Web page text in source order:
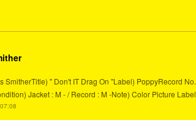
SmitherTitle) " Don't IT Drag On "Label) PoppyRecord
Jacket : M - / Record : M -Note) Color Picture